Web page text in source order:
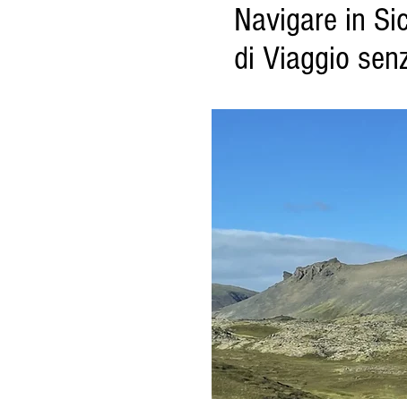
Navigare in
di Viaggio